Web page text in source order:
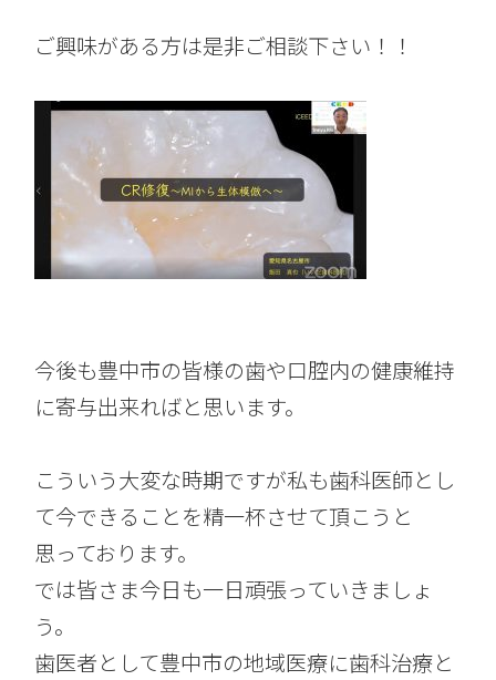
ご興味がある方は是非ご相談下さい！！
今後も豊中市の皆様の歯や口腔内の健康維持
に寄与出来ればと思います。
こういう大変な時期ですが私も歯科医師とし
て今できることを精一杯させて頂こうと
思っております。
では皆さま今日も一日頑張っていきましょ
う。
歯医者として豊中市の地域医療に歯科治療と